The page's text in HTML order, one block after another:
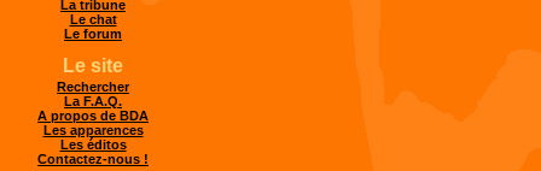
La tribune
Le chat
Le forum
Le site
Rechercher
La F.A.Q.
A propos de BDA
Les apparences
Les éditos
Contactez-nous !